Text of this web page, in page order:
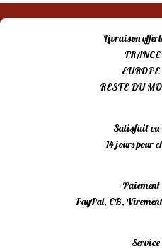
Livraison
RESTE DU
Satisfait ou
14 jours pour
Paiement
PayPal, CB,